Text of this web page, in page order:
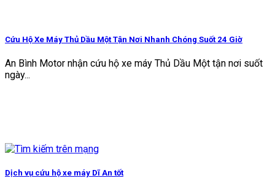
Cứu Hộ Xe Máy Thủ Dầu Một Tận Nơi Nhanh Chóng Suốt 24 Giờ
An Bình Motor nhận cứu hộ xe máy Thủ Dầu Một tận nơi suốt
ngày...
Dịch vụ cứu hộ xe máy Dĩ An tốt